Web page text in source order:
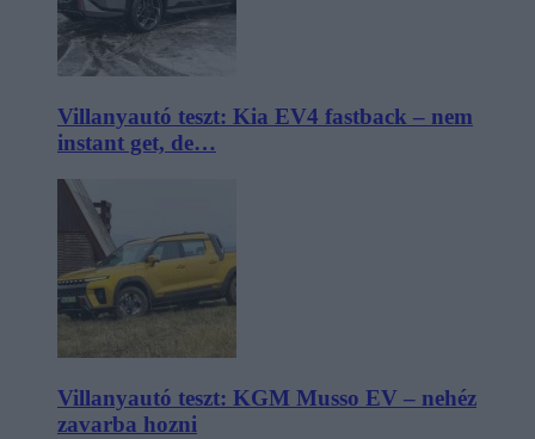
Villanyautó teszt: Kia EV4 fastback – nem
instant get, de…
Villanyautó teszt: KGM Musso EV – nehéz
zavarba hozni